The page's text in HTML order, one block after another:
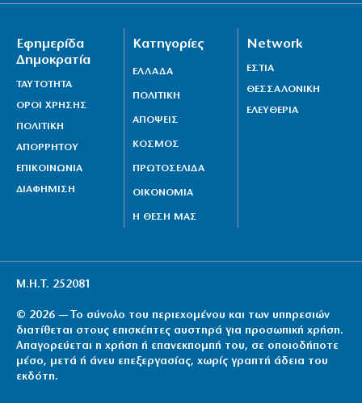
Εφημερίδα
Δημοκρατία
ΤΑΥΤΟΤΗΤΑ
ΟΡΟΙ ΧΡΗΣΗΣ
ΠΟΛΙΤΙΚΗ
ΑΠΟΡΡΗΤΟΥ
ΕΠΙΚΟΙΝΩΝΙΑ
ΔΙΑΦΗΜΙΣΗ
Κατηγορίες
ΕΛΛΑΔΑ
ΠΟΛΙΤΙΚΗ
ΑΠΟΨΕΙΣ
ΚΟΣΜΟΣ
ΠΡΩΤΟΣΕΛΙΔΑ
ΟΙΚΟΝΟΜΙΑ
Η ΘΕΣΗ ΜΑΣ
Network
ΕΣΤΙΑ
ΘΕΣΣΑΛΟΝΙΚΗ
ΕΛΕΥΘΕΡΙΑ
Μ.Η.Τ. 252081
© 2026 — Το σύνολο του περιεχομένου και των υπηρεσιών
διατίθεται στους επισκέπτες αυστηρά για προσωπική χρήση.
Απαγορεύεται η χρήση ή επανεκπομπή του, σε οποιοδήποτε
μέσο, μετά ή άνευ επεξεργασίας, χωρίς γραπτή άδεια του
εκδότη.